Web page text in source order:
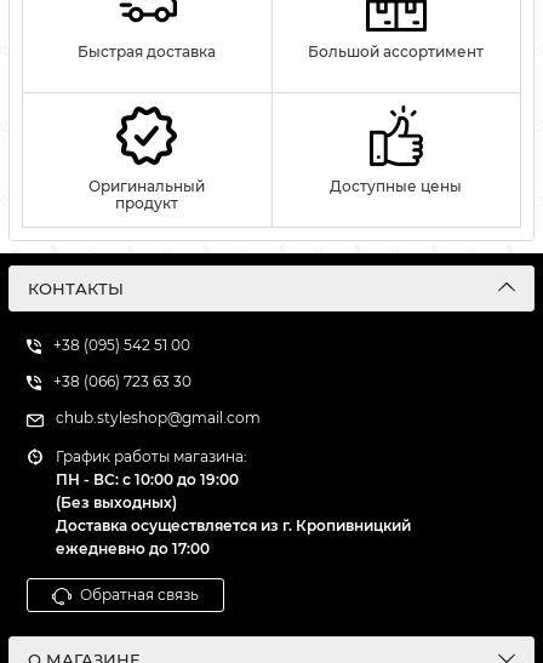
Быстрая доставка Большой ассортимент
Оригинальный
продукт
Доступные цены
КОНТАКТЫ
+38 (095) 542 51 00
+38 (066) 723 63 30
chub.styleshop@gmail.com
График работы магазина:
ПН - ВС: с 10:00 до 19:00
(Без выходных)
Доставка осуществляется из г. Кропивницкий
ежедневно до 17:00
Обратная связь